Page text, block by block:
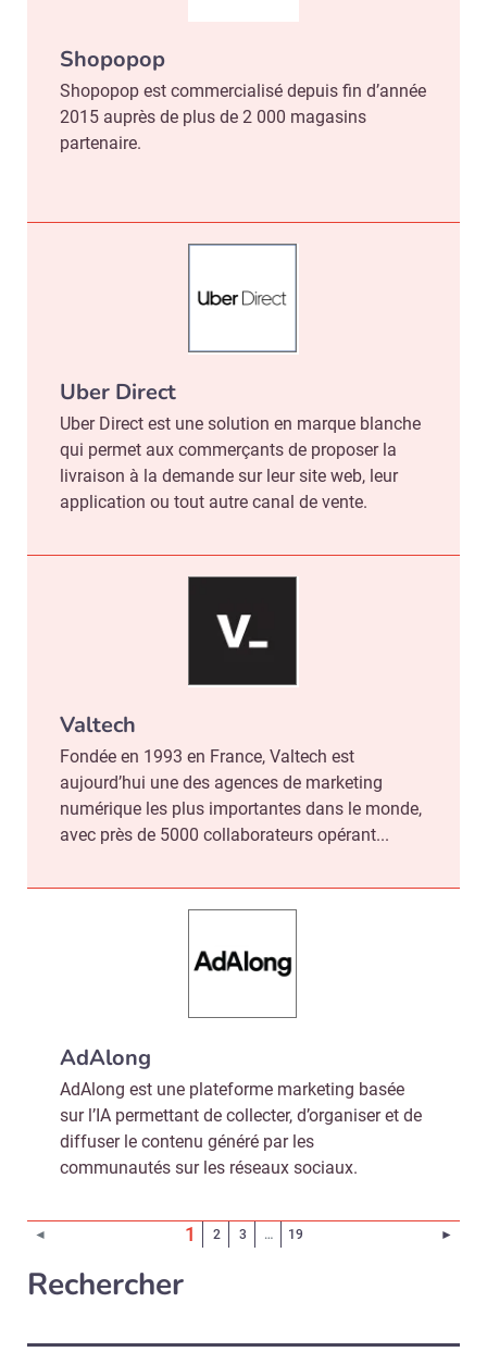
Shopopop
Shopopop est commercialisé depuis fin d’année
2015 auprès de plus de 2 000 magasins
partenaire.
Uber Direct
Uber Direct est une solution en marque blanche
qui permet aux commerçants de proposer la
livraison à la demande sur leur site web, leur
application ou tout autre canal de vente.
Valtech
Fondée en 1993 en France, Valtech est
aujourd’hui une des agences de marketing
numérique les plus importantes dans le monde,
avec près de 5000 collaborateurs opérant...
AdAlong
AdAlong est une plateforme marketing basée
sur l’IA permettant de collecter, d’organiser et de
diffuser le contenu généré par les
communautés sur les réseaux sociaux.
◄ 1 (Page courante)
2 3 … 19 ►
Rechercher
Valider